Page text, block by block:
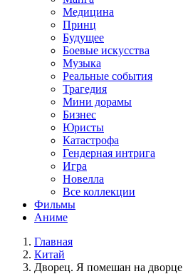
Медицина
Принц
Будущее
Боевые искусства
Музыка
Реальные события
Трагедия
Мини дорамы
Бизнес
Юристы
Катастрофа
Гендерная интрига
Игра
Новелла
Все коллекции
Фильмы
Аниме
Главная
Китай
Дворец. Я помешан на дворце